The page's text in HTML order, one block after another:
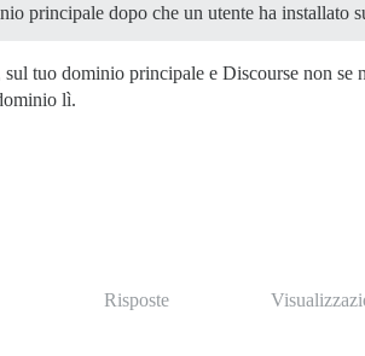
principale dopo che un utente ha installato
tuo dominio principale e Discourse non se
lì.
Risposte